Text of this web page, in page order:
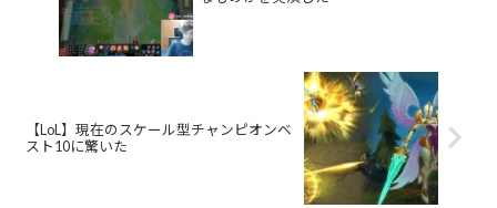
【LoL】現在のスケール型チャンピオンベ
スト10に驚いた